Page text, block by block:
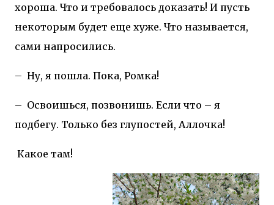
хороша. Что и требовалось доказать! И пусть
некоторым будет еще хуже. Что называется,
сами напросились.
– Ну, я пошла. Пока, Ромка!
– Освоишься, позвонишь. Если что – я
подбегу. Только без глупостей, Аллочка!
Какое там!